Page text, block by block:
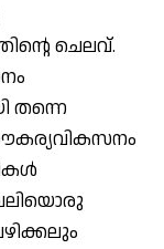
ചെലവ്.
തന്നെ